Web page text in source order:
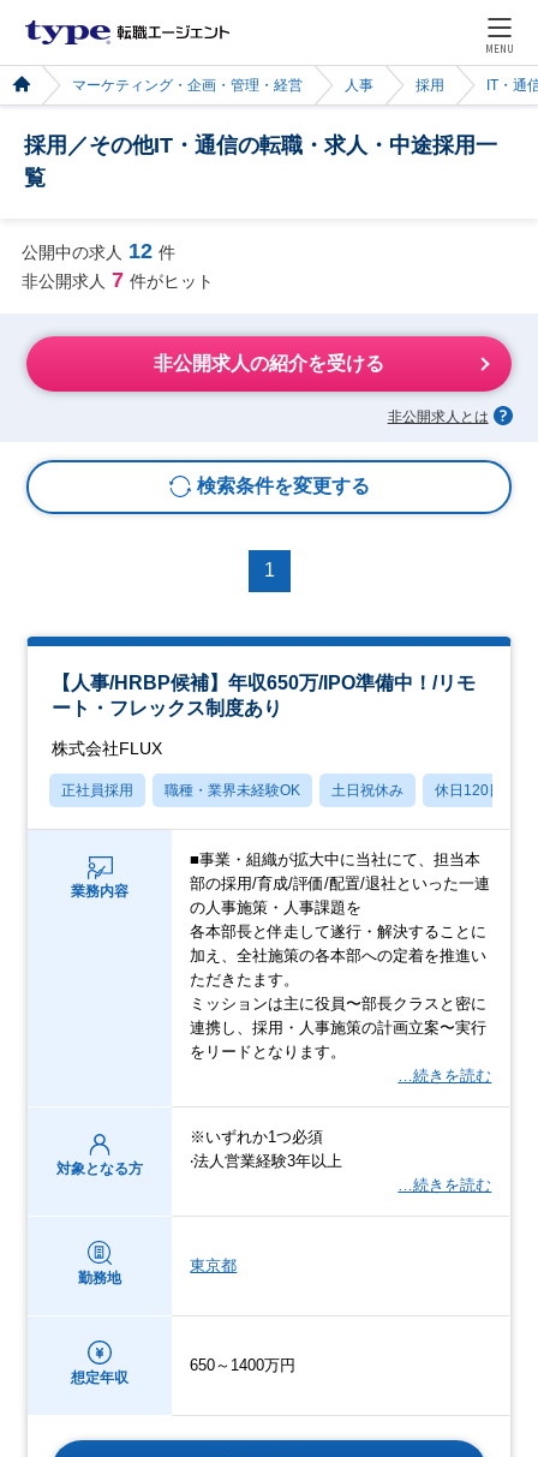
MENU
マーケティング・企画・管理・経営 人事 採用 IT・通
採用／その他IT・通信の転職・求人・中途採用一
覧
公開中の求人 12 件
非公開求人 7 件がヒット
非公開求人の紹介を受ける
非公開求人とは
検索条件を変更する
1
【人事/HRBP候補】年収650万/IPO準備中！/リモ
ート・フレックス制度あり
株式会社FLUX
正社員採用 職種・業界未経験OK 土日祝休み 休日120日以上
業務内容
■事業・組織が拡大中に当社にて、担当本
部の採用/育成/評価/配置/退社といった一連
の人事施策・人事課題を
各本部長と伴走して遂行・解決することに
加え、全社施策の各本部への定着を推進い
ただきたます。
ミッションは主に役員〜部長クラスと密に
連携し、採用・人事施策の計画立案〜実行
をリードとなります。
…続きを読む
対象となる方
※いずれか1つ必須
‧法⼈営業経験3年以上
…続きを読む
勤務地
東京都
想定年収
650～1400万円